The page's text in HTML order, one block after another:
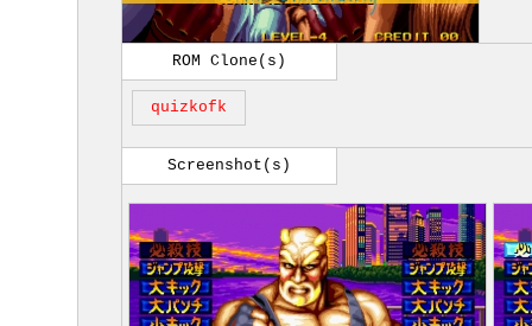
ROM Clone(s)
quizkofk
Screenshot(s)